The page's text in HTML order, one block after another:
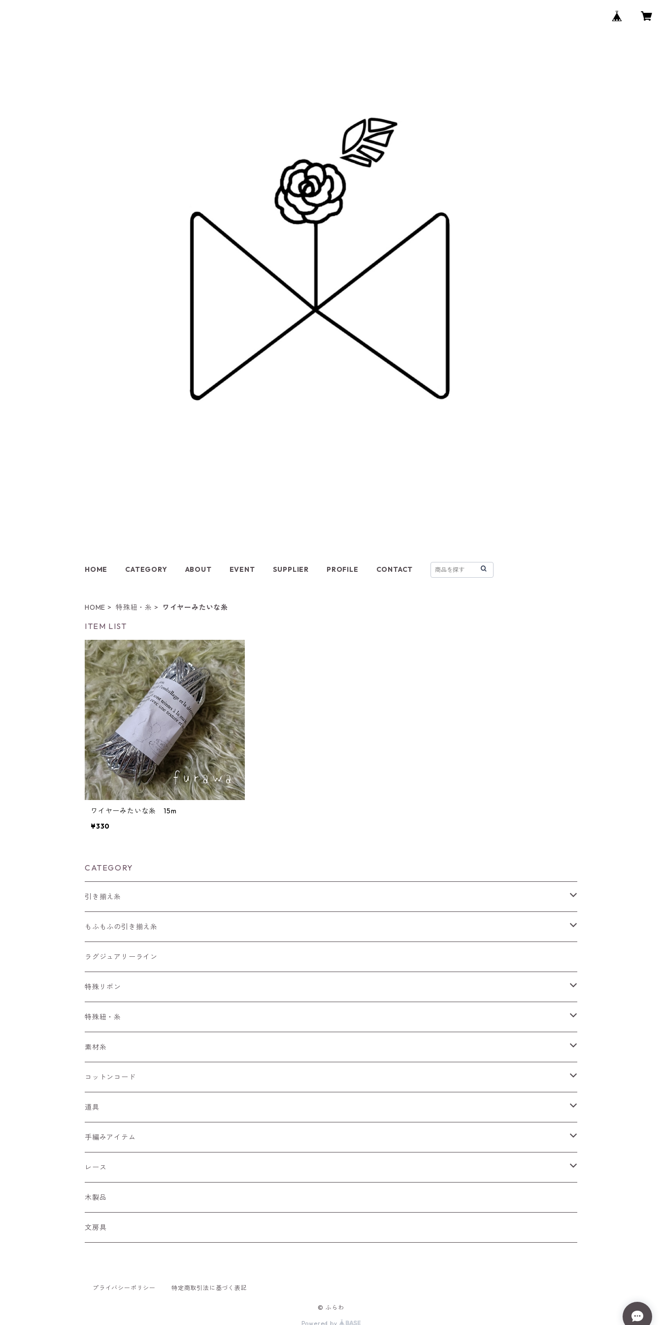
HOME CATEGORY ABOUT EVENT SUPPLIER PROFILE CONTACT
HOME 特殊紐・糸 ワイヤーみたいな糸
ITEM LIST
ワイヤーみたいな糸 15m
¥330
CATEGORY
引き揃え糸
編みもの用の糸
長さ30～90m
長さ100m～300m
4m～
ぱすてる
えすにっく
くーる
季節の糸
15m～
33m～
アソート
もふもふの引き揃え糸
50m
100m
ラグジュアリーライン
特殊リボン
手染めリボンセット
くしゅくしゅリボン
フラワーリボン
特殊紐・糸
ワイヤーみたいな糸
素材糸
キラキラ
ひらひら
ぷあぷあ
キラリボン
糸の切れはし
リボン
ぽんひら
コットンコード
細コード
道具
編針・網針
染め道具
マーカー
手編みアイテム
ペンダントホルダー
カードケース
レース
ちょうちょモチーフ
木製品
文房具
プライバシーポリシー 特定商取引法に基づく表記
© ふらわ
Powered by